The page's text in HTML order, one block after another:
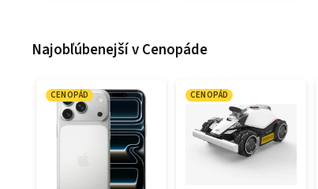
Najobľúbenejší v Cenopáde
CENOPÁD CENOPÁD